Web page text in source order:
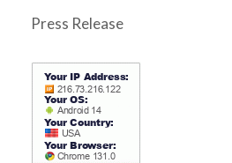
Press Release